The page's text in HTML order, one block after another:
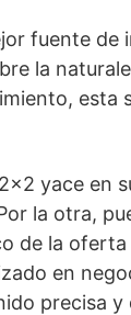
fuente
la
esta
yace en
la otra,
de la oferta
en
precisa